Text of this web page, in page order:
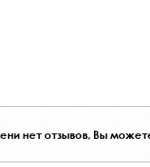
нет отзывов, Вы